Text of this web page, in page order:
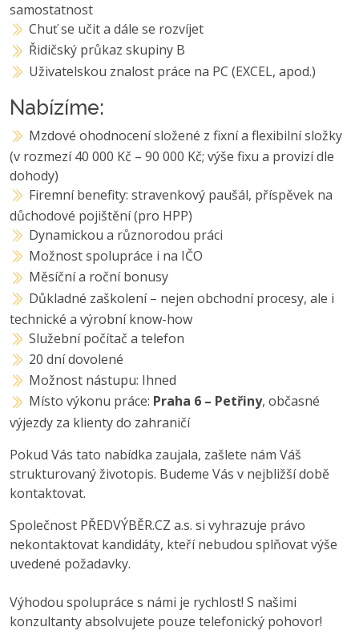
samostatnost
Chuť se učit a dále se rozvíjet
Řidičský průkaz skupiny B
Uživatelskou znalost práce na PC (EXCEL, apod.)
Nabízíme:
Mzdové ohodnocení složené z fixní a flexibilní složky
(v rozmezí 40 000 Kč – 90 000 Kč; výše fixu a provizí dle
dohody)
Firemní benefity: stravenkový paušál, příspěvek na
důchodové pojištění (pro HPP)
Dynamickou a různorodou práci
Možnost spolupráce i na IČO
Měsíční a roční bonusy
Důkladné zaškolení – nejen obchodní procesy, ale i
technické a výrobní know-how
Služební počítač a telefon
20 dní dovolené
Možnost nástupu: Ihned
Místo výkonu práce: Praha 6 – Petřiny, občasné
výjezdy za klienty do zahraničí
Pokud Vás tato nabídka zaujala, zašlete nám Váš
strukturovaný životopis. Budeme Vás v nejbližší době
kontaktovat.
Společnost PŘEDVÝBĚR.CZ a.s. si vyhrazuje právo
nekontaktovat kandidáty, kteří nebudou splňovat výše
uvedené požadavky.
Výhodou spolupráce s námi je rychlost! S našimi
konzultanty absolvujete pouze telefonický pohovor!